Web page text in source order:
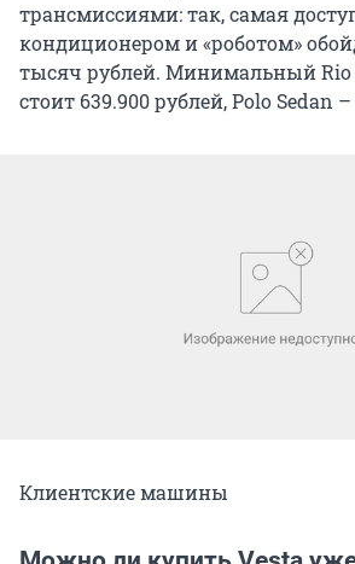
трансмиссиями: так, самая
кондиционером и «роботом»
тысяч рублей. Минимальный Rio
стоит 639.900 рублей, Polo Sedan
Клиентские машины